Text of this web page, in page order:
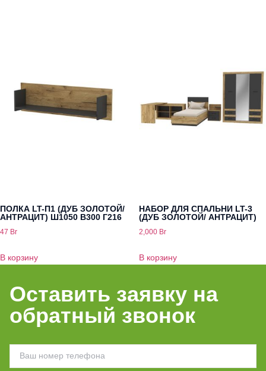
ПОЛКА LT-П1 (ДУБ ЗОЛОТОЙ/
АНТРАЦИТ) Ш1050 В300 Г216
47 Br
В корзину
НАБОР ДЛЯ СПАЛЬНИ LT-3
(ДУБ ЗОЛОТОЙ/ АНТРАЦИТ)
2,000 Br
В корзину
Оставить заявку на
обратный звонок